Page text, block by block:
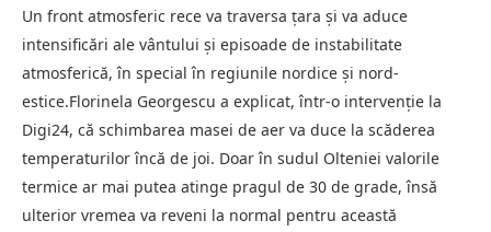
Un front atmosferic rece va traversa țara și va aduce
intensificări ale vântului și episoade de instabilitate
atmosferică, în special în regiunile nordice și nord-
estice.Florinela Georgescu a explicat, într-o intervenție la
Digi24, că schimbarea masei de aer va duce la scăderea
temperaturilor încă de joi. Doar în sudul Olteniei valorile
termice ar mai putea atinge pragul de 30 de grade, însă
ulterior vremea va reveni la normal pentru această